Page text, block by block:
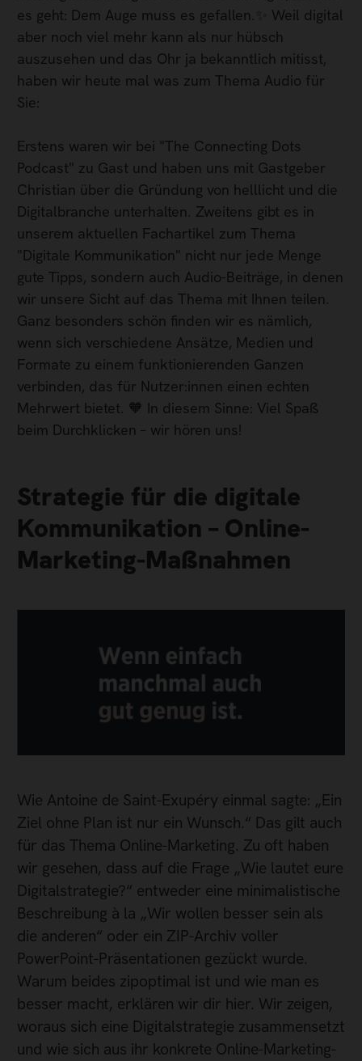
es geht: Dem Auge muss es gefallen.✨ Weil digital
aber noch viel mehr kann als nur hübsch
auszusehen und das Ohr ja bekanntlich mitisst,
haben wir heute mal was zum Thema Audio für
Sie:
Erstens waren wir bei "The Connecting Dots
Podcast" zu Gast und haben uns mit Gastgeber
Christian über die Gründung von helllicht und die
Digitalbranche unterhalten. Zweitens gibt es in
unserem aktuellen Fachartikel zum Thema
"Digitale Kommunikation" nicht nur jede Menge
gute Tipps, sondern auch Audio-Beiträge, in denen
wir unsere Sicht auf das Thema mit Ihnen teilen.
Ganz besonders schön finden wir es nämlich,
wenn sich verschiedene Ansätze, Medien und
Formate zu einem funktionierenden Ganzen
verbinden, das für Nutzer:innen einen echten
Mehrwert bietet. 🧡 In diesem Sinne: Viel Spaß
beim Durchklicken – wir hören uns!
Strategie für die digitale
Kommunikation – Online-
Marketing-Maßnahmen
Wie Antoine de Saint-Exupéry einmal sagte: „Ein
Ziel ohne Plan ist nur ein Wunsch.“ Das gilt auch
für das Thema Online-Marketing. Zu oft haben
wir gesehen, dass auf die Frage „Wie lautet eure
Digitalstrategie?“ entweder eine minimalistische
Beschreibung à la „Wir wollen besser sein als
die anderen“ oder ein ZIP-Archiv voller
PowerPoint-Präsentationen gezückt wurde.
Warum beides zipoptimal ist und wie man es
besser macht, erklären wir dir hier. Wir zeigen,
woraus sich eine Digitalstrategie zusammensetzt
und wie sich aus ihr konkrete Online-Marketing-